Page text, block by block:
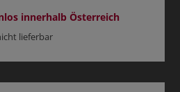
innerhalb Österreich
lieferbar